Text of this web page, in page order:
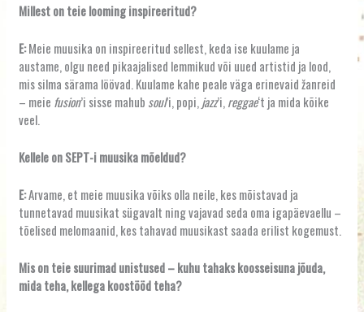
Millest on teie looming inspireeritud?
E:Meie muusika on inspireeritud sellest, keda ise kuulame ja
austame, olgu need pikaajalised lemmikud või uued artistid ja lood,
mis silma särama löövad. Kuulame kahe peale väga erinevaid žanreid
– meie fusion’i sisse mahub soul’i, popi, jazz’i, reggae‘t ja mida kõike
veel.
Kellele on SEPT-i muusika mõeldud?
E:Arvame, et meie muusika võiks olla neile, kes mõistavad ja
tunnetavad muusikat sügavalt ning vajavad seda oma igapäevaellu –
tõelised melomaanid, kes tahavad muusikast saada erilist kogemust.
Mis on teie suurimad unistused – kuhu tahaks koosseisuna jõuda,
mida teha, kellega koostööd teha?